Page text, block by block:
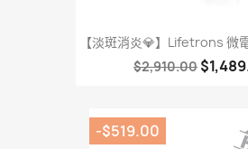
【淡斑消炎💎】Lifetrons 微
$2,910.00
-$519.00